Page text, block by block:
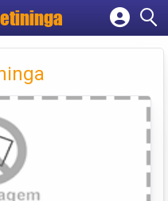
empresa
conta